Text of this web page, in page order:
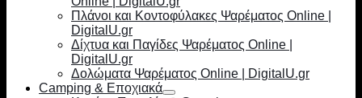
Πλάνοι και Κοντοφύλακες Ψαρέματος Online |
DigitalU.gr
Δίχτυα και Παγίδες Ψαρέματος Online |
DigitalU.gr
Δολώματα Ψαρέματος Online | DigitalU.gr
Camping & Εποχιακά